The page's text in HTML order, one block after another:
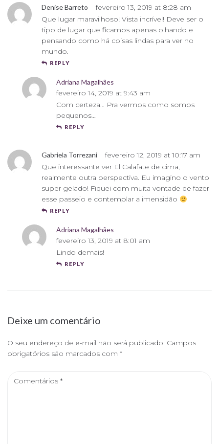
Denise Barreto
fevereiro 13, 2019 at 8:28 am
Que lugar maravilhoso! Vista incrível! Deve ser o
tipo de lugar que ficamos apenas olhando e
pensando como há coisas lindas para ver no
mundo.
REPLY
Adriana Magalhães
fevereiro 14, 2019 at 9:43 am
Com certeza… Pra vermos como somos
pequenos…
REPLY
Gabriela Torrezani
fevereiro 12, 2019 at 10:17 am
Que interessante ver El Calafate de cima,
realmente outra perspectiva. Eu imagino o vento
super gelado! Fiquei com muita vontade de fazer
esse passeio e contemplar a imensidão
REPLY
Adriana Magalhães
fevereiro 13, 2019 at 8:01 am
Lindo demais!
REPLY
Deixe um comentário
O seu endereço de e-mail não será publicado. Campos
obrigatórios são marcados com *